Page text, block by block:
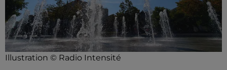
Illustration © Radio Intensité